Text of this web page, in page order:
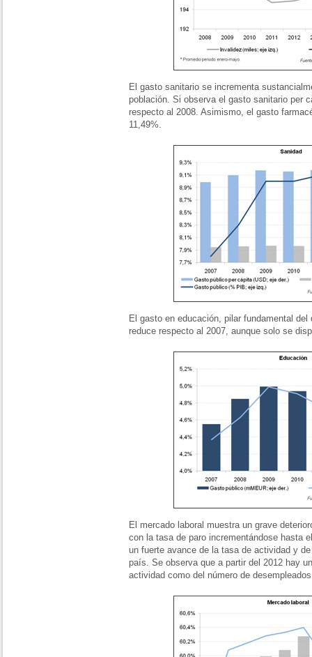
El gasto sanitario se incrementa
población. Si observa el gasto sanitario per
respecto al 2008. Asimismo, el gasto
11,49%.
El gasto en educación, pilar fundamental
reduce respecto al 2007, aunque solo se
El mercado laboral muestra un grave
con la tasa de paro incrementándose hasta
un fuerte avance de la tasa de actividad y
país. Se observa que a partir del 2012 hay
actividad como del número de